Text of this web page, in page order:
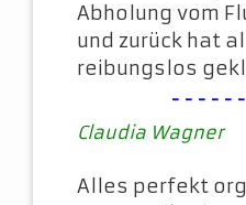
Abholung vom
und zurück hat
reibungslos
Claudia Wagner
Alles perfekt